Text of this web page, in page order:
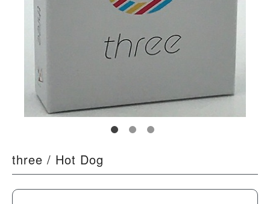
three / Hot Dog